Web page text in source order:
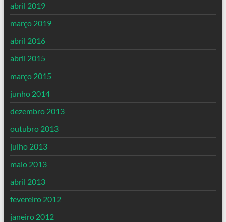
abril 2019
março 2019
abril 2016
abril 2015
março 2015
junho 2014
dezembro 2013
outubro 2013
julho 2013
maio 2013
abril 2013
fevereiro 2012
janeiro 2012